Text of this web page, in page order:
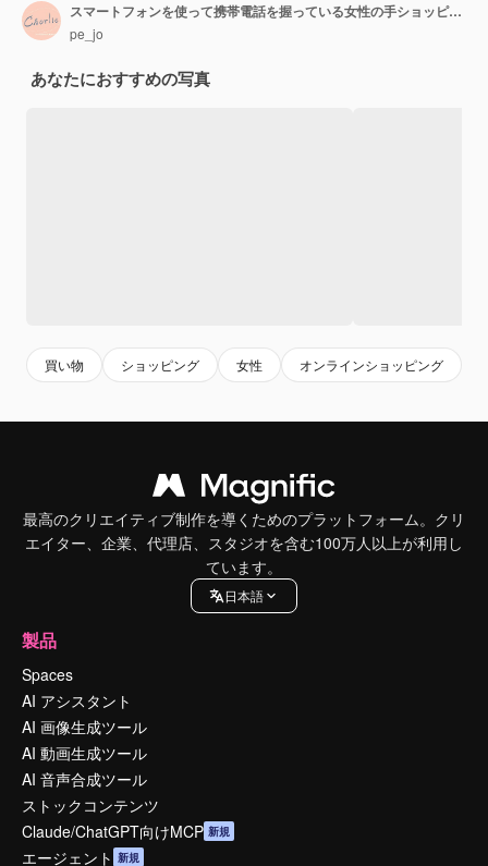
スマートフォンを使って携帯電話を握っている女性の手ショッピングバッグの販売買い物バッグのショッピングモールでの消費主義ライフスタイルコンセプト
pe_jo
あなたにおすすめの写真
買い物 ショッピング 女性 オンラインショッピング
最高のクリエイティブ制作を導くためのプラットフォーム。クリ
エイター、企業、代理店、スタジオを含む100万人以上が利用し
ています。
日本語
製品
Spaces
AI アシスタント
AI 画像生成ツール
AI 動画生成ツール
AI 音声合成ツール
ストックコンテンツ
Claude/ChatGPT向けMCP 新規
エージェント 新規